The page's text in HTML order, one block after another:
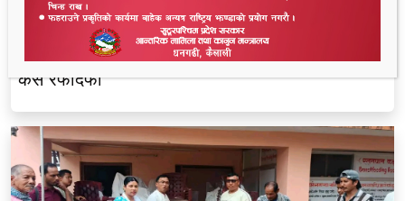
धनगढीको के जी अस्पतालमा मृत्यु प्रकरण: २२ लाखमा
केस रफादफा